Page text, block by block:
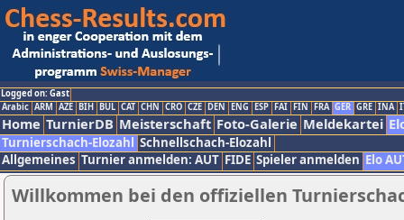
Logged on: Gast
Arabic ARM AZE BIH BUL CAT CHN CRO CZE DEN ENG ESP FAI FIN FRA GER GRE INA
Home TurnierDB Meisterschaft Foto-Galerie Meldekartei
Turnierschach-Elozahl Schnellschach-Elozahl
Allgemeines Turnier anmelden: AUT FIDE Spieler anmelden Elo
Willkommen bei den offiziellen